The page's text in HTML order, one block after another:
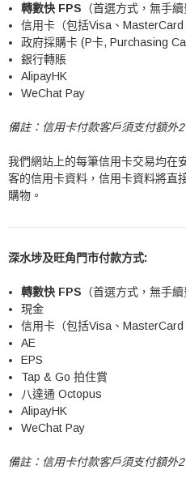
轉數快 FPS （首選方式，無手續
信用卡（包括Visa、MasterCard
政府採購卡 (P卡, Purchasing
銀行轉賬
AlipayHK
WeChat Pay
備註：信用卡付款客戶須支付額外
我們網站上的每筆信用卡交易均在
客的信用卡資料，信用卡資料將直
購物。
深水埗及旺角門市付款方式:
轉數快 FPS （首選方式，無手續
現金
信用卡（包括Visa、MasterCard
AE
EPS
Tap & Go 拍住賞
八達通 Octopus
AlipayHK
WeChat Pay
備註：信用卡付款客戶須支付額外